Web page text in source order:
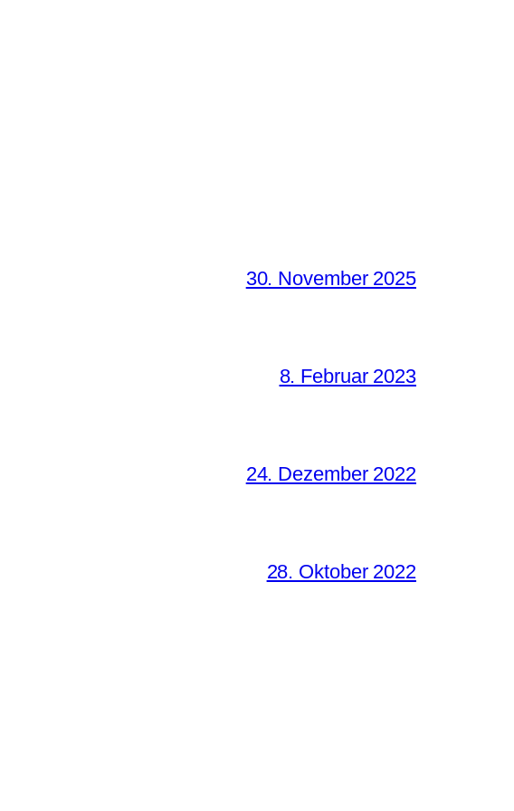
30. November 2025
8. Februar 2023
24. Dezember 2022
28. Oktober 2022